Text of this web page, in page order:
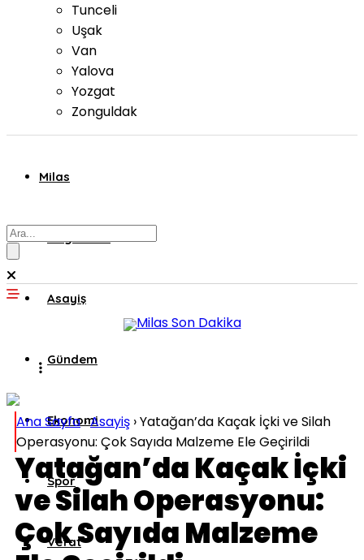
Tunceli
Uşak
Van
Yalova
Yozgat
Zonguldak
Milas
Muğla’dan
Asayiş
Gündem
Ekonomi
Spor
Vefat
Ana Sayfa›Asayiş ›Yatağan’da Kaçak İçki ve Silah
Operasyonu: Çok Sayıda Malzeme Ele Geçirildi
Yatağan’da Kaçak İçki
ve Silah Operasyonu:
Çok Sayıda Malzeme